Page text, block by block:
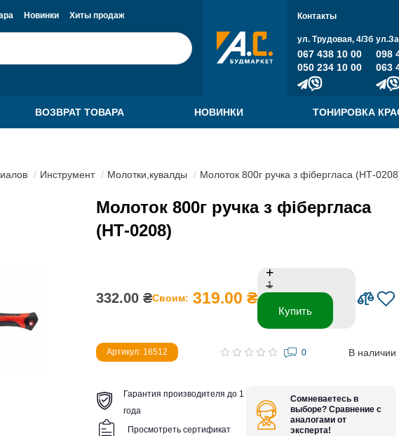
Новинки Хиты продаж Контакты
ул. Трудовая, 4/3б
067 438 10 00
050 234 10 00
098
063
ВОЗВРАТ ТОВАРА НОВИНКИ ТОНИРОВКА
Инструмент Молотки,кувалды Молоток 800г ручка з фібергласа (НТ-
Молоток 800г ручка з фібергласа
(НТ-0208)
332.00 ₴Своим: 319.00 ₴
Купить
Артикул: 16512 0 В наличии
Гарантия производителя до 1
года
Просмотреть сертификат
Сомневаетесь в
выборе? Сравнение с
аналогами от
эксперта!